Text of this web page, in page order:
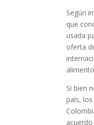
Según
que
usada
oferta
Si bien
país,